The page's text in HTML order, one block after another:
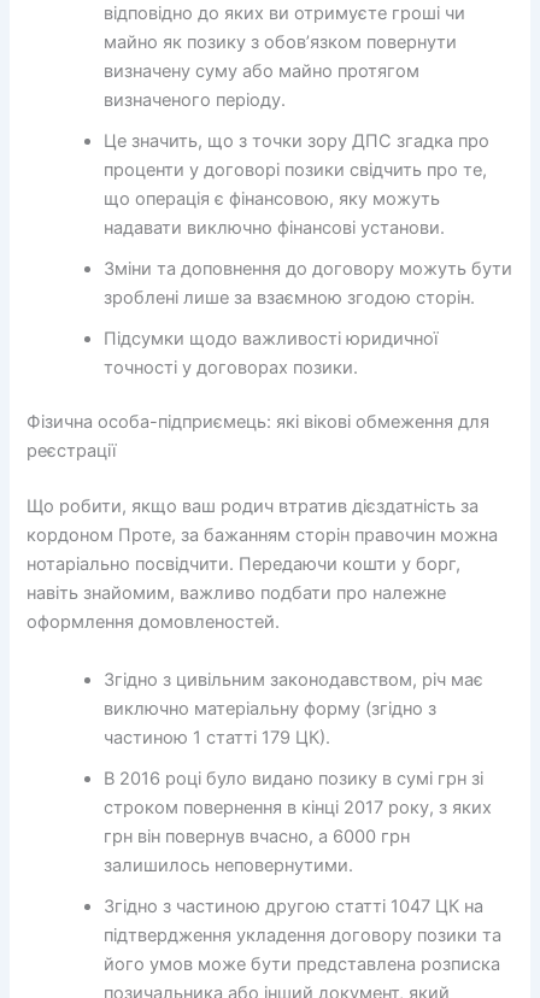
відповідно до яких ви отримуєте гроші чи
майно як позику з обов’язком повернути
визначену суму або майно протягом
визначеного періоду.
Це значить, що з точки зору ДПС згадка про
проценти у договорі позики свідчить про те,
що операція є фінансовою, яку можуть
надавати виключно фінансові установи.
Зміни та доповнення до договору можуть бути
зроблені лише за взаємною згодою сторін.
Підсумки щодо важливості юридичної
точності у договорах позики.
Фізична особа-підприємець: які вікові обмеження для
реєстрації
Що робити, якщо ваш родич втратив дієздатність за
кордоном Проте, за бажанням сторін правочин можна
нотаріально посвідчити. Передаючи кошти у борг,
навіть знайомим, важливо подбати про належне
оформлення домовленостей.
Згідно з цивільним законодавством, річ має
виключно матеріальну форму (згідно з
частиною 1 статті 179 ЦК).
В 2016 році було видано позику в сумі грн зі
строком повернення в кінці 2017 року, з яких
грн він повернув вчасно, а 6000 грн
залишилось неповернутими.
Згідно з частиною другою статті 1047 ЦК на
підтвердження укладення договору позики та
його умов може бути представлена розписка
позичальника або інший документ, який